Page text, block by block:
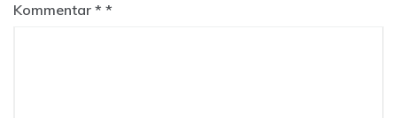
Kommentar *